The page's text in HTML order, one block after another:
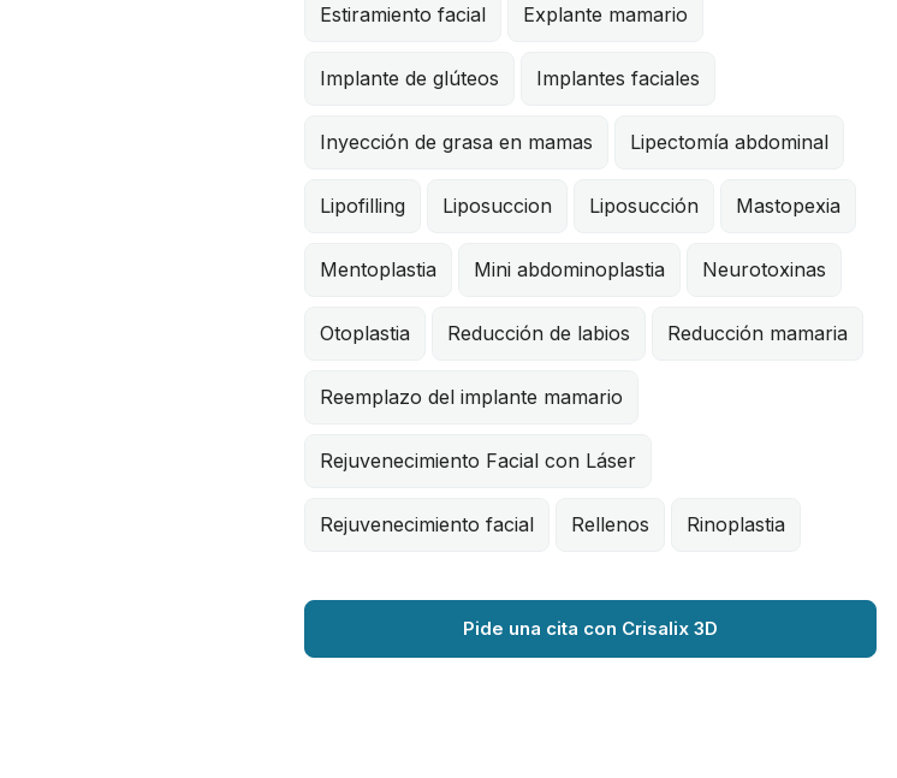
Estiramiento facial Explante mamario
Implante de glúteos Implantes faciales
Inyección de grasa en mamas Lipectomía abdominal
Lipofilling Liposuccion Liposucción Mastopexia
Mentoplastia Mini abdominoplastia Neurotoxinas
Otoplastia Reducción de labios Reducción mamaria
Reemplazo del implante mamario
Rejuvenecimiento Facial con Láser
Rejuvenecimiento facial Rellenos Rinoplastia
Pide una cita con Crisalix 3D